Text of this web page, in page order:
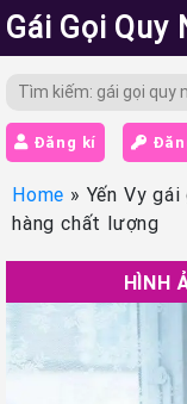
Gái Gọi Quy
Đăng kí
Home » Yến Vy
hàng chất lượng
HÌNH